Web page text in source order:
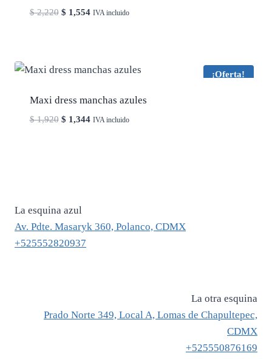
$2,220 El
$ 2,220.
$ 1,554El
$ 1,554.
IVA incluido
¡Oferta!
Maxi dress manchas azules
$1,920 El
$ 1,344ElIVA incluido
La esquina azul
Av. Pdte. Masaryk 360, Polanco, CDMX
+525552820937
La otra esquina
Prado Norte 349, Local A, Lomas de Chapultepec,
CDMX
+525550876169